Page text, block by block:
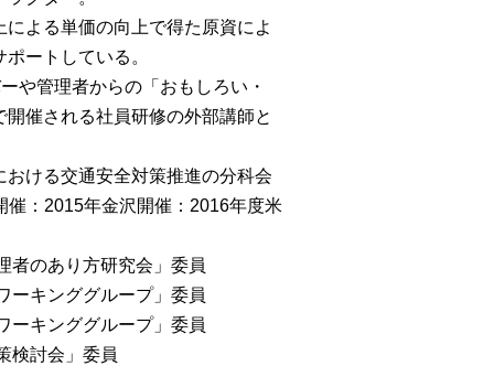
よる単価の向上で得た原資によ
ートしている。
や管理者からの「おもしろい・
催される社員研修の外部講師と
ける交通安全対策推進の分科会
：2015年金沢開催：2016年度米
者のあり方研究会」委員
ーキンググループ」委員
ーキンググループ」委員
検討会」委員